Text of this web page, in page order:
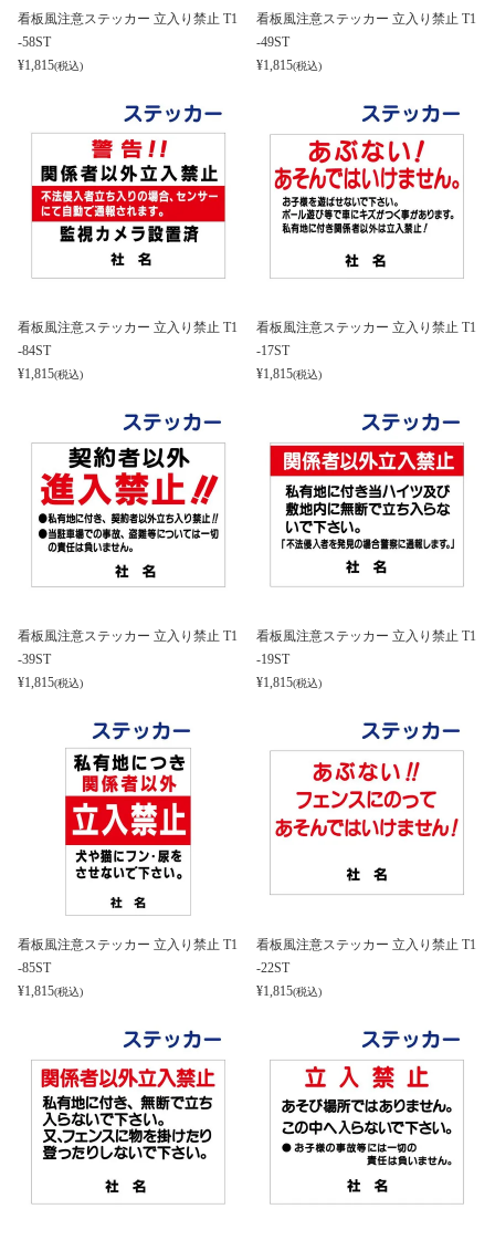
看板風注意ステッカー 立入り禁止 T1
-58ST
¥1,815(税込)
看板風注意ステッカー 立入り禁止 T1
-49ST
¥1,815(税込)
看板風注意ステッカー 立入り禁止 T1
-84ST
¥1,815(税込)
看板風注意ステッカー 立入り禁止 T1
-17ST
¥1,815(税込)
看板風注意ステッカー 立入り禁止 T1
-39ST
¥1,815(税込)
看板風注意ステッカー 立入り禁止 T1
-19ST
¥1,815(税込)
看板風注意ステッカー 立入り禁止 T1
-85ST
¥1,815(税込)
看板風注意ステッカー 立入り禁止 T1
-22ST
¥1,815(税込)